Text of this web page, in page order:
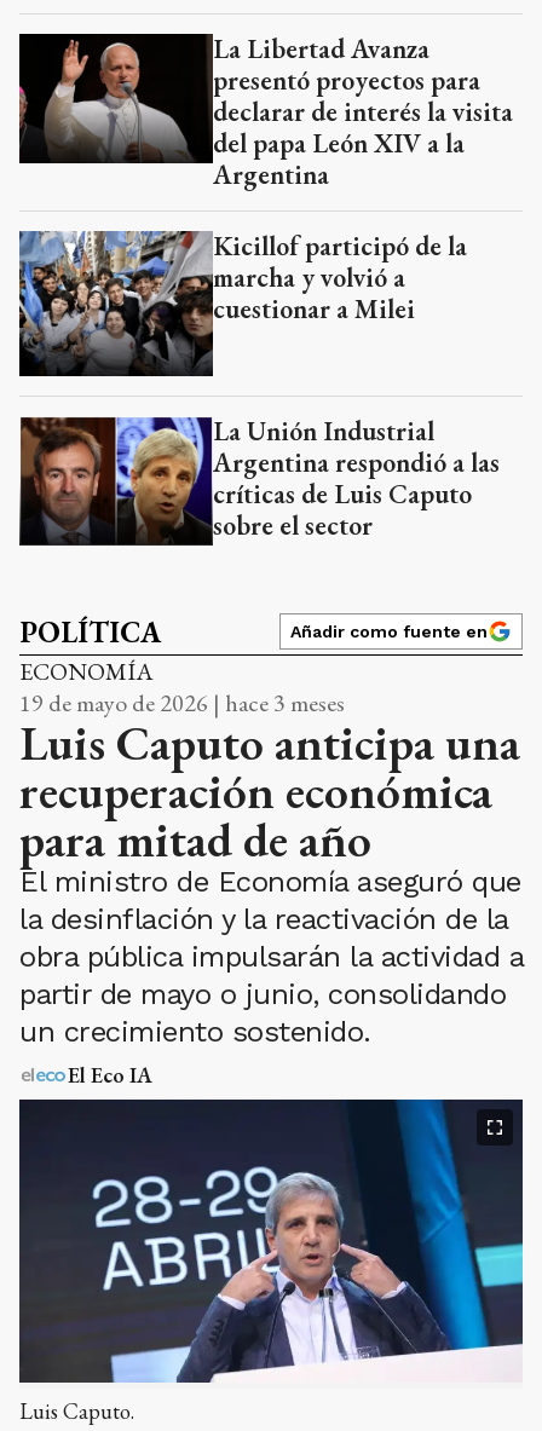
La Libertad Avanza
presentó proyectos para
declarar de interés la visita
del papa León XIV a la
Argentina
Kicillof participó de la
marcha y volvió a
cuestionar a Milei
La Unión Industrial
Argentina respondió a las
críticas de Luis Caputo
sobre el sector
POLÍTICA Añadir como fuente en
ECONOMÍA
19 de mayo de 2026 | hace 3 meses
Luis Caputo anticipa una
recuperación económica
para mitad de año
El ministro de Economía aseguró que
la desinflación y la reactivación de la
obra pública impulsarán la actividad a
partir de mayo o junio, consolidando
un crecimiento sostenido.
El Eco IA
Luis Caputo.